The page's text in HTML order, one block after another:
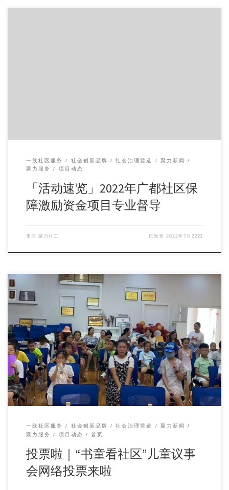
一线社区服务 社会创新品牌 社会治理营造
聚力新闻
聚力服务
项目动态
「活动速览」2022年广都社区保
障激励资金项目专业督导
来自 聚力社工 已发表 2022年7月22日
书院社区“书童看社区”儿童议事会投票啦！ 儿童议事会由社区
内儿童代表组成，是一个共儿童参与、协商、决 […]
一线社区服务 社会创新品牌 社会治理营造
聚力新闻
聚力服务
项目动态 首页
投票啦｜“书童看社区”儿童议事
会网络投票来啦